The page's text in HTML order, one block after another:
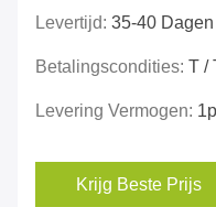
Levertijd: 35-40
Betalingscondities: T /
Levering Vermogen:
Krijg Beste Prijs